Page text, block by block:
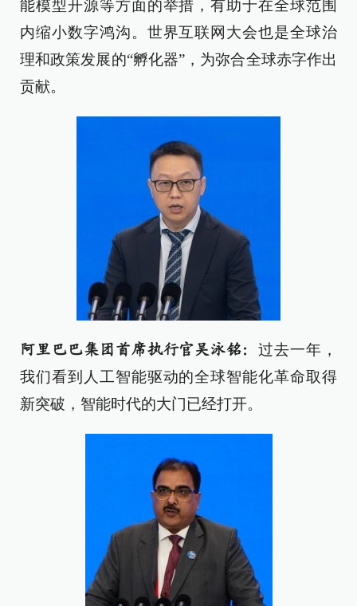
能模型开源等方面的举措，有助于在全球范围
内缩小数字鸿沟。世界互联网大会也是全球治
理和政策发展的“孵化器”，为弥合全球赤字作出
贡献。
阿里巴巴集团首席执行官吴泳铭：过去一年，
我们看到人工智能驱动的全球智能化革命取得
新突破，智能时代的大门已经打开。